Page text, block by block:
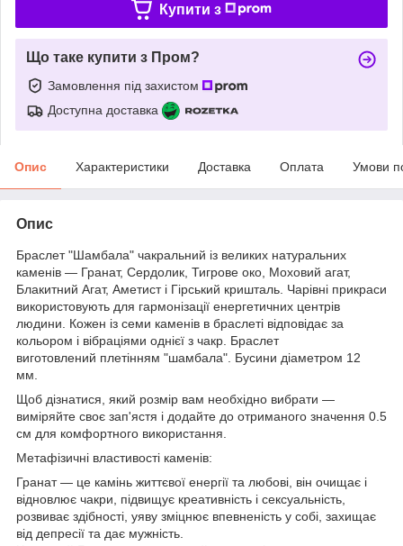
Купити з
Що таке купити з Пром?
Замовлення під захистом
Доступна доставка
Опис Характеристики Доставка Оплата Умови
Опис
Браслет "Шамбала" чакральний із великих натуральних
каменів — Гранат, Сердолик, Тигрове око, Моховий агат,
Блакитний Агат, Аметист і Гірський кришталь. Чарівні прикраси
використовують для гармонізації енергетичних центрів
людини. Кожен із семи каменів в браслеті відповідає за
кольором і вібраціями однієї з чакр. Браслет
виготовлений плетінням "шамбала". Бусини діаметром 12
мм.
Щоб дізнатися, який розмір вам необхідно вибрати —
виміряйте своє зап'ястя і додайте до отриманого значення 0.5
см для комфортного використання.
Метафізичні властивості каменів:
Гранат — це камінь життєвої енергії та любові, він очищає і
відновлює чакри, підвищує креативність і сексуальність,
розвиває здібності, уяву зміцнює впевненість у собі, захищає
від депресії та дає мужність.